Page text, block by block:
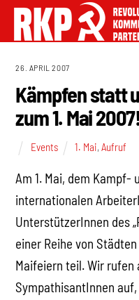
26. APRIL 2007
Kämpfen statt
zum 1. Mai 2007!
Events 1. Mai, Aufruf
Am 1. Mai, dem Kampf-
internationalen
UnterstützerInnen des
einer Reihe von
Maifeiern teil. Wir rufen
SympathisantInnen